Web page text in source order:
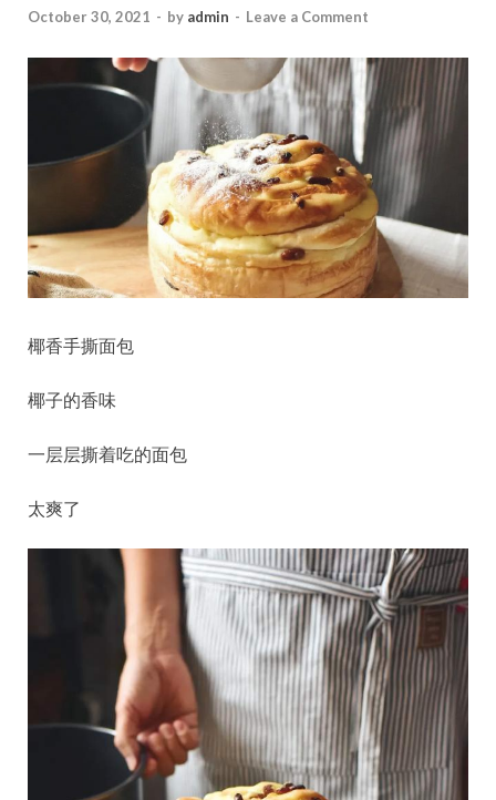
October 30, 2021 - by admin - Leave a Comment
椰香手撕面包
椰子的香味
一层层撕着吃的面包
太爽了